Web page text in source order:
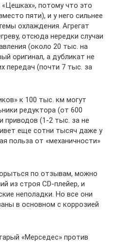
потому что это
пяти), и у него сильнее
охлаждения. Агрегат
отсюда нередки случаи
(около 20 тыс. на
оригинал, а дубликат не
передач (почти 7 тыс. за
к 100 тыс. км могут
редуктора (от 600
приводов (1-2 тыс. за не
еще сотни тысяч даже у
польза от «механичности»
по отзывам, можно
из строя CD-плейер, и
неполадки. Но все они
в основном с коррозией
«Мерседес» против